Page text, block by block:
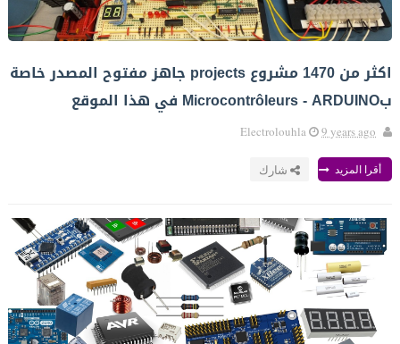
اكثر من 1470 مشروع projects جاهز مفتوح المصدر خاصة
بMicrocontrôleurs - ARDUINO في هذا الموقع
Electrolouhla 9 years ago
أقرا المزيد شارك